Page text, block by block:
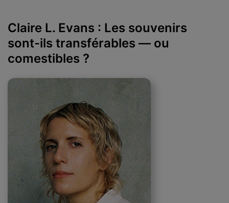
Claire L. Evans : Les souvenirs
sont-ils transférables — ou
comestibles ?